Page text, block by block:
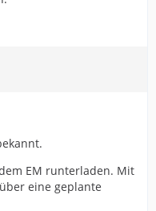
EM runterladen. Mit
eine geplante